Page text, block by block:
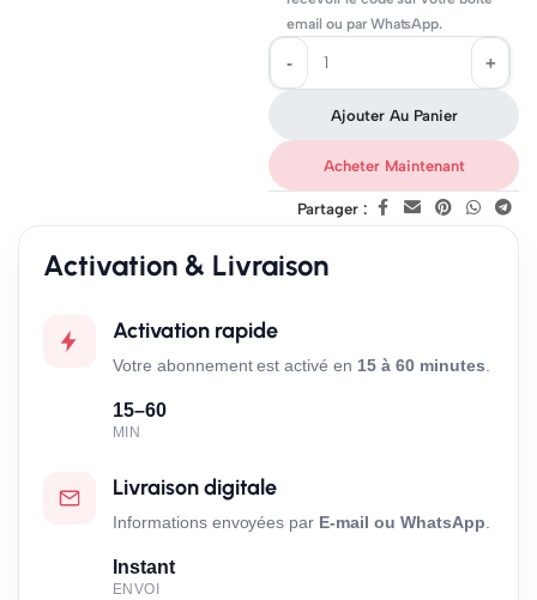
email ou par WhatsApp.
Ajouter Au Panier
Acheter Maintenant
Partager :
Activation & Livraison
Activation rapide
Votre abonnement est activé en 15 à 60 minutes
15–60
MIN
Livraison digitale
Informations envoyées par E-mail ou WhatsApp
Instant
ENVOI